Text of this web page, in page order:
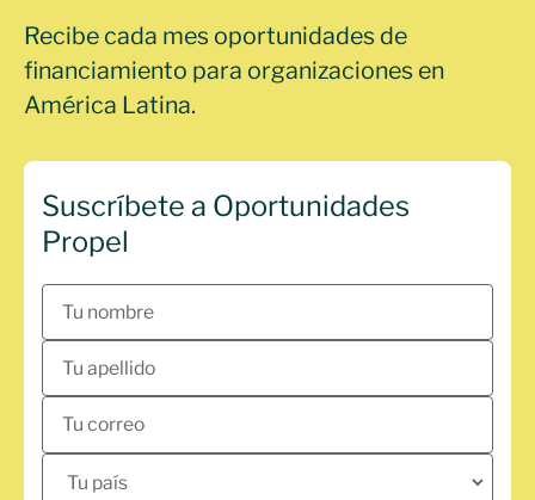
Recibe cada mes oportunidades de
financiamiento para organizaciones en
América Latina.
Suscríbete a Oportunidades
Propel